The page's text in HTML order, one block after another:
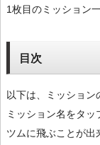
1枚目のミッション
目次
以下は、ミッション
ミッション名をタ
ツムに飛ぶことが出